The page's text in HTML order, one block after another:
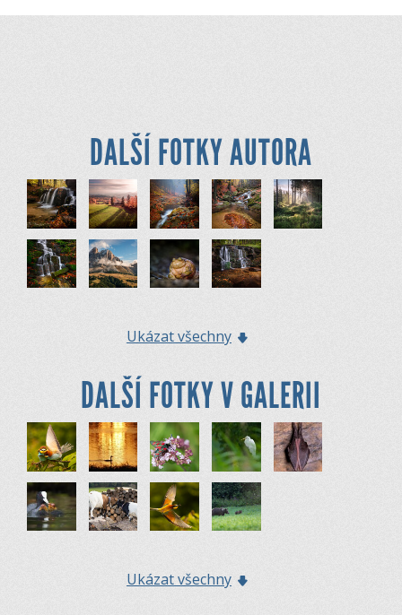
DALŠÍ FOTKY AUTORA
Ukázat všechny
DALŠÍ FOTKY V GALERII
Ukázat všechny